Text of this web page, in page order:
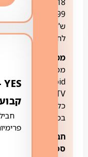
99
ש"ח
לחודש
ממיר:
ממירי
Android
TV
כלולים
במחיר
חבילות
ספורט